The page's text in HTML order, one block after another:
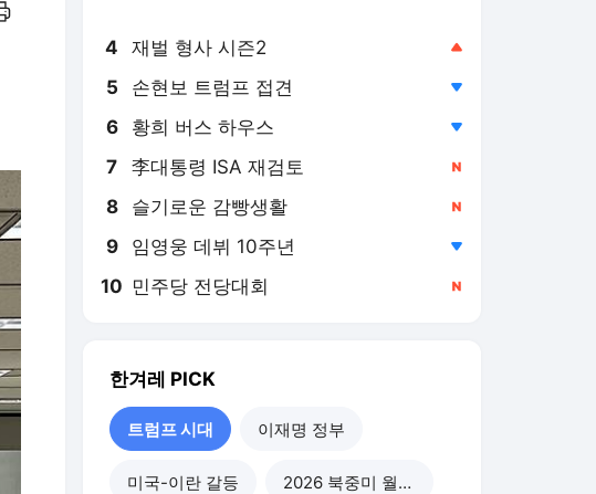
4 재벌 형사 시즌2
5 손현보 트럼프 접견
6 황희 버스 하우스
7 李대통령 ISA 재검토
8 슬기로운 감빵생활
9 임영웅 데뷔 10주년
10 민주당 전당대회
한겨레 PICK
트럼프 시대 이재명 정부
미국-이란 갈등 2026 북중미 월드컵